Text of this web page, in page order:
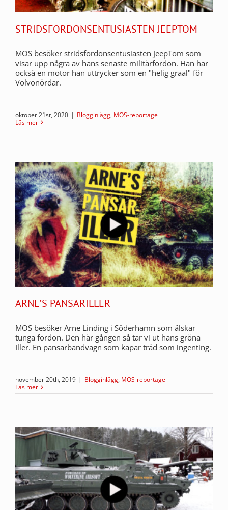
STRIDSFORDONSENTUSIASTEN JEEPTOM
MOS besöker stridsfordonsentusiasten JeepTom som
visar upp några av hans senaste militärfordon. Han har
också en motor han uttrycker som en "helig graal" för
Volvonördar.
oktober 21st, 2020 | Blogginlägg, MOS-reportage
Läs mer
ARNE’S PANSARILLER
MOS besöker Arne Linding i Söderhamn som älskar
tunga fordon. Den här gången så tar vi ut hans gröna
Iller. En pansarbandvagn som kapar träd som ingenting.
november 20th, 2019 | Blogginlägg, MOS-reportage
Läs mer